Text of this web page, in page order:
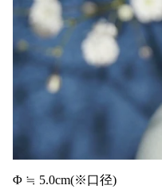
Φ ≒ 5.0cm(※口径)